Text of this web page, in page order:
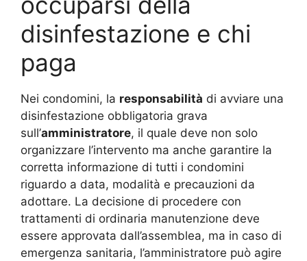
disinfestazione e chi
paga
Nei condomini, la responsabilità di avviare una
disinfestazione obbligatoria grava
sull’amministratore, il quale deve non solo
organizzare l’intervento ma anche garantire la
corretta informazione di tutti i condomini
riguardo a data, modalità e precauzioni da
adottare. La decisione di procedere con
trattamenti di ordinaria manutenzione deve
essere approvata dall’assemblea, ma in caso di
emergenza sanitaria, l’amministratore può agire